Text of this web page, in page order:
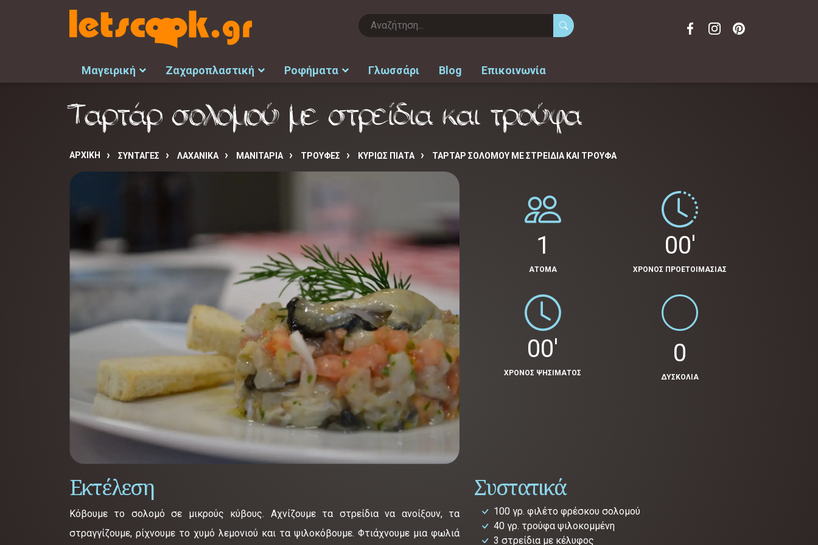
Μαγειρική Ζαχαροπλαστική Ροφήματα Γλωσσάρι Blog Επικοινωνία
Ταρτάρ σολομού με στρείδια και τρούφα
ΑΡΧΙΚΉ ΣΥΝΤΑΓΈΣ ΛΑΧΑΝΙΚΑ ΜΑΝΙΤΑΡΙΑ ΤΡΟΥΦΕΣ ΚΥΡΙΩΣ ΠΙΑΤΑ ΤΑΡΤΆΡ ΣΟΛΟΜΟΎ ΜΕ ΣΤΡΕΊΔΙΑ ΚΑΙ ΤΡΟΎΦΑ
1
ΑΤΟΜΑ
00'
ΧΡΟΝΟΣ ΠΡΟΕΤΟΙΜΑΣΙΑΣ
00'
ΧΡΟΝΟΣ ΨΗΣΙΜΑΤΟΣ
0
ΔΥΣΚΟΛΙΑ
Συστατικά
100 γρ. φιλέτο φρέσκου σολομού
40 γρ. τρούφα ψιλοκομμένη
3 στρείδια με κέλυφος
Εκτέλεση
Κόβουμε το σολομό σε μικρούς κύβους. Αχνίζουμε τα στρείδια να ανοίξουν, τα
στραγγίζουμε, ρίχνουμε το χυμό λεμονιού και τα ψιλοκόβουμε. Φτιάχνουμε μια φωλιά